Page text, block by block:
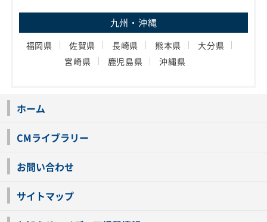
九州・沖縄
福岡県 佐賀県 長崎県 熊本県
大分県
宮崎県
鹿児島県 沖縄県
ホーム
CMライブラリー
お問い合わせ
サイトマップ